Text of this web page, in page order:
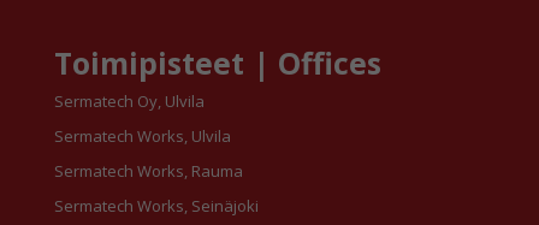
Toimipisteet | Offices
Sermatech Oy, Ulvila
Sermatech Works, Ulvila
Sermatech Works, Rauma
Sermatech Works, Seinäjoki